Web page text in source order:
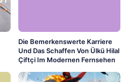
Die Bemerkenswerte Karriere
Und Das Schaffen Von Ülkü Hilal
Çiftçi Im Modernen Fernsehen